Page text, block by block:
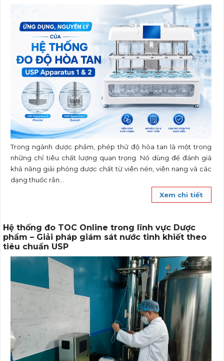
Trong ngành dược phẩm, phép thử độ hòa tan là một trong
những chỉ tiêu chất lượng quan trọng. Nó dùng để đánh giá
khả năng giải phóng dược chất từ viên nén, viên nang và các
dạng thuốc rắn...
Xem chi tiết
Hệ thống đo TOC Online trong lĩnh vực Dược
phẩm – Giải pháp giám sát nước tinh khiết theo
tiêu chuẩn USP